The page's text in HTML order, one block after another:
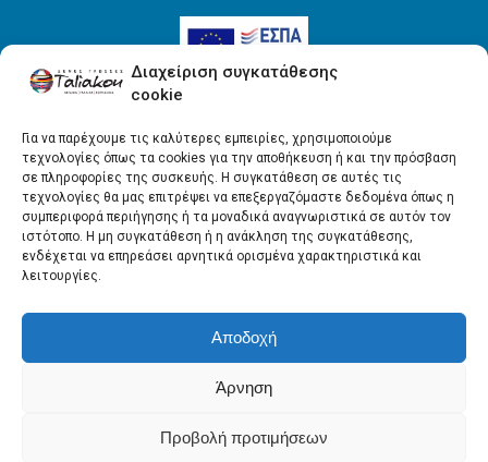
Διαχείριση συγκατάθεσης
cookie
Για να παρέχουμε τις καλύτερες εμπειρίες, χρησιμοποιούμε
τεχνολογίες όπως τα cookies για την αποθήκευση ή και την πρόσβαση
σε πληροφορίες της συσκευής. Η συγκατάθεση σε αυτές τις
τεχνολογίες θα μας επιτρέψει να επεξεργαζόμαστε δεδομένα όπως η
συμπεριφορά περιήγησης ή τα μοναδικά αναγνωριστικά σε αυτόν τον
ιστότοπο. Η μη συγκατάθεση ή η ανάκληση της συγκατάθεσης,
ενδέχεται να επηρεάσει αρνητικά ορισμένα χαρακτηριστικά και
λειτουργίες.
Αποδοχή
Άρνηση
Προβολή προτιμήσεων
Όροι Χρήσης
Πολιτική απορρήτου
Copyright © ΤΑΛΙΑΚΟΥ ΕΠΕ - All rights reserved